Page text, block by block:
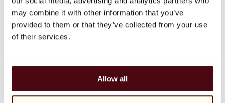
may combine it with other information that you’ve
provided to them or that they’ve collected from your use
of their services.
Allow all
Balloon Dog (Orange)
Jeff Koons
10.000 €
Artisti
Tutti i pittori